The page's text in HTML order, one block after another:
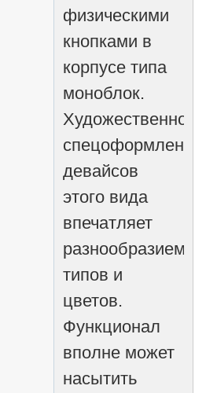
физическими
кнопками в
корпусе типа
моноблок.
Художественное
спецоформление
девайсов
этого вида
впечатляет
разнообразием
типов и
цветов.
Функционал
вполне может
насытить